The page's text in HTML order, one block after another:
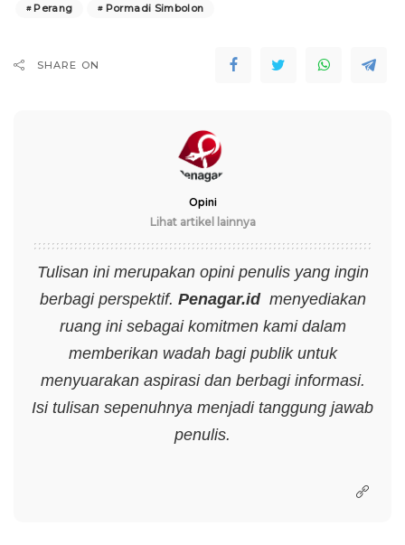
Perang
Pormadi Simbolon
SHARE ON
Opini
Lihat artikel lainnya
Tulisan ini merupakan opini penulis yang ingin
berbagi perspektif. Penagar.idmenyediakan
ruang ini sebagai komitmen kami dalam
memberikan wadah bagi publik untuk
menyuarakan aspirasi dan berbagi informasi.
Isi tulisan sepenuhnya menjadi tanggung jawab
penulis.